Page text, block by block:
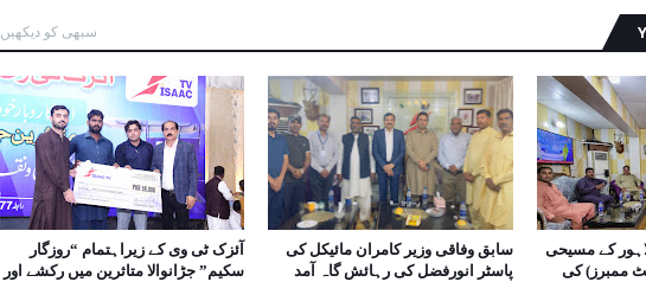
سبھی کو دیکھیں
کے مسیحی
ممبرز) کی
سابق وفاقی وزیر کامران مائیکل کی
پاسٹر انورفضل کی رہائش گاہ آمد
آئزک ٹی وی کے زیراہتمام “روزگار
سکیم” جڑانوالا متاثرین میں رکشے اور